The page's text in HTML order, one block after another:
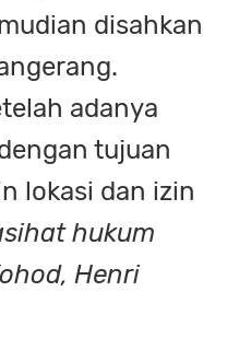
disahkan
adanya
tujuan
lokasi dan izin
hukum
Henri